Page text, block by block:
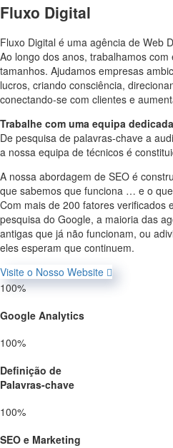
Fluxo Digital
Fluxo Digital é uma agência de Web
Ao longo dos anos, trabalhamos
tamanhos. Ajudamos empresas
lucros, criando consciência,
conectando-se com clientes e
Trabalhe com uma equipa dedicada
De pesquisa de palavras-chave a
a nossa equipa de técnicos é
A nossa abordagem de SEO é
que sabemos que funciona … e o
Com mais de 200 fatores verificados
pesquisa do Google, a maioria das
antigas que já não funcionam, ou
eles esperam que continuem.
Visite o Nosso Website
100%
Google Analytics
100%
Definição de
Palavras-chave
100%
SEO e Marketing